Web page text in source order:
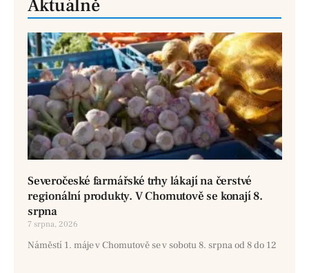
Aktuálně
Severočeské farmářské trhy lákají na čerstvé
regionální produkty. V Chomutově se konají 8.
srpna
7 srpna, 2026
Náměstí 1. máje v Chomutově se v sobotu 8. srpna od 8 do 12